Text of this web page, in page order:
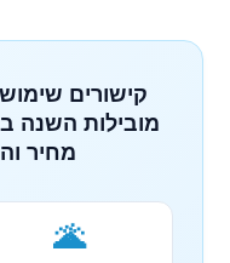
קישורים
מובילות השנה
מחיר
🌋